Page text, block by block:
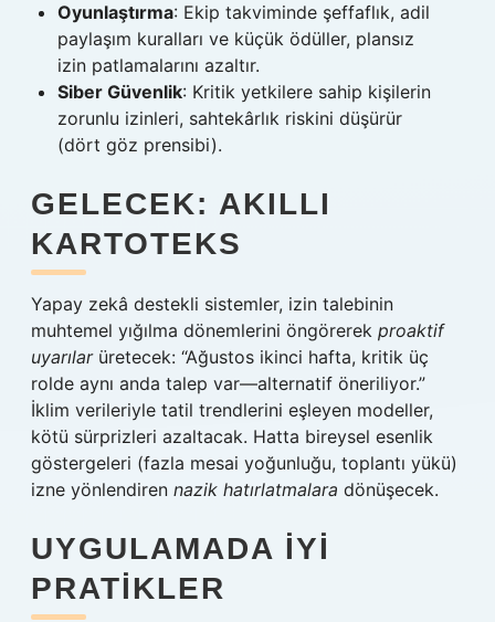
Oyunlaştırma: Ekip takviminde şeffaflık, adil
paylaşım kuralları ve küçük ödüller, plansız
izin patlamalarını azaltır.
Siber Güvenlik: Kritik yetkilere sahip kişilerin
zorunlu izinleri, sahtekârlık riskini düşürür
(dört göz prensibi).
GELECEK: AKILLI
KARTOTEKS
Yapay zekâ destekli sistemler, izin talebinin
muhtemel yığılma dönemlerini öngörerek proaktif
uyarılarüretecek: “Ağustos ikinci hafta, kritik üç
rolde aynı anda talep var—alternatif öneriliyor.”
İklim verileriyle tatil trendlerini eşleyen modeller,
kötü sürprizleri azaltacak. Hatta bireysel esenlik
göstergeleri (fazla mesai yoğunluğu, toplantı yükü)
izne yönlendiren nazik hatırlatmalara dönüşecek.
UYGULAMADA İYI
PRATIKLER